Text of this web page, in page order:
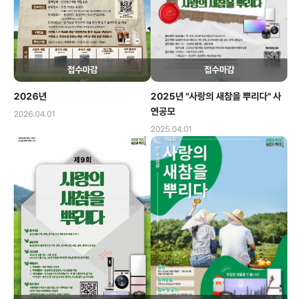
접수마감
2026년
2026.04.01
접수마감
2025년 "사랑의 새참을 뿌리다" 사
연공모
2025.04.01